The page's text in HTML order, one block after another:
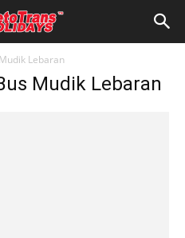
Lebaran
Mudik Lebaran